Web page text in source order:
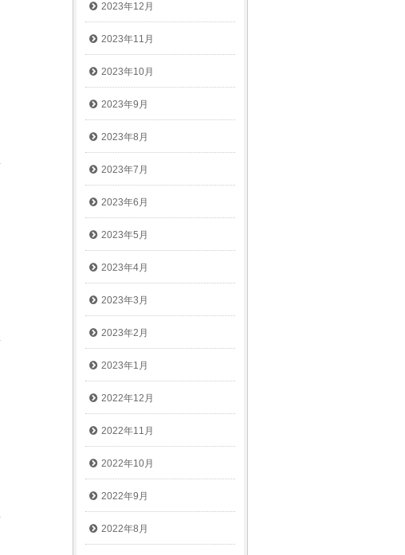
2023年12月
2023年11月
2023年10月
2023年9月
2023年8月
2023年7月
2023年6月
2023年5月
2023年4月
2023年3月
2023年2月
2023年1月
2022年12月
2022年11月
2022年10月
2022年9月
2022年8月